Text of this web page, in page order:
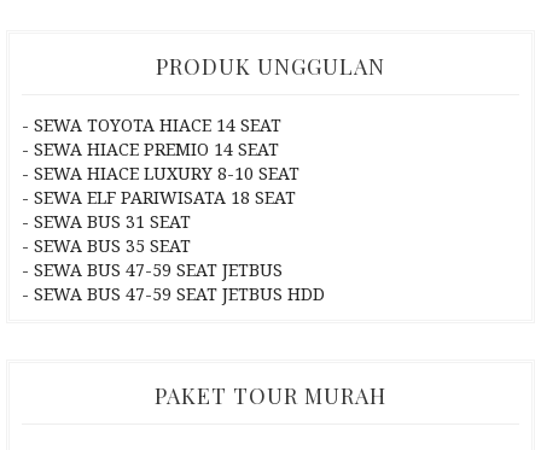
PRODUK UNGGULAN
- SEWA TOYOTA HIACE 14 SEAT
- SEWA HIACE PREMIO 14 SEAT
- SEWA HIACE LUXURY 8-10 SEAT
- SEWA ELF PARIWISATA 18 SEAT
- SEWA BUS 31 SEAT
- SEWA BUS 35 SEAT
- SEWA BUS 47-59 SEAT JETBUS
- SEWA BUS 47-59 SEAT JETBUS HDD
PAKET TOUR MURAH